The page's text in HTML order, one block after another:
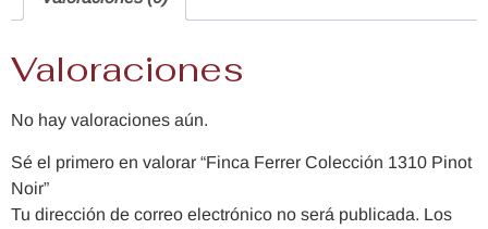
Valoraciones
No hay valoraciones aún.
Sé el primero en valorar “Finca Ferrer Colección 1310 Pinot
Noir”
Tu dirección de correo electrónico no será publicada. Los